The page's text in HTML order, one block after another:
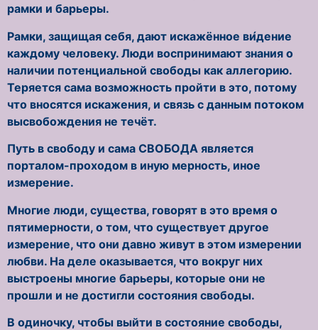
рамки и барьеры.
Рамки, защищая себя, дают искажённое ви́дение
каждому человеку. Люди воспринимают знания о
наличии потенциальной свободы как аллегорию.
Теряется сама возможность пройти в это, потому
что вносятся искажения, и связь с данным потоком
высвобождения не течёт.
Путь в свободу и сама СВОБОДА является
порталом-проходом в иную мерность, иное
измерение.
Многие люди, существа, говорят в это время о
пятимерности, о том, что существует другое
измерение, что они давно живут в этом измерении
любви. На деле оказывается, что вокруг них
выстроены многие барьеры, которые они не
прошли и не достигли состояния свободы.
В одиночку, чтобы выйти в состояние свободы,